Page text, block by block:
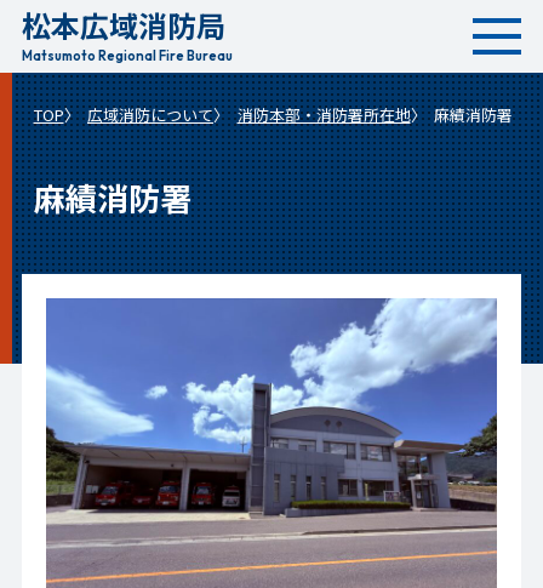
へ
移
動
松本広域消防局
Matsumoto Regional Fire Bureau
TOP 広域消防について 消防本部・消防署所在地 麻績消防署
麻績消防署